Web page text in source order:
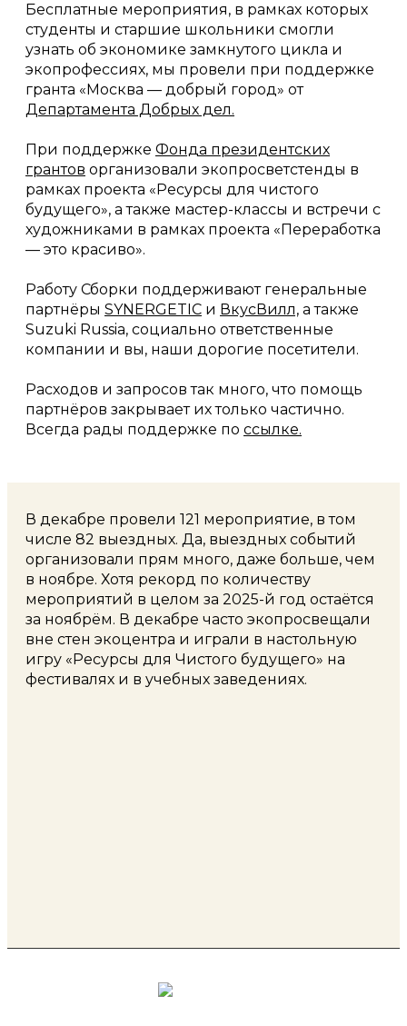
Бесплатные мероприятия, в рамках которых
студенты и старшие школьники смогли
узнать об экономике замкнутого цикла и
экопрофессиях, мы провели при поддержке
гранта «Москва — добрый город» от
Департамента Добрых дел.
При поддержке Фонда президентских
грантов организовали экопросветстенды в
рамках проекта «Ресурсы для чистого
будущего», а также мастер-классы и встречи с
художниками в рамках проекта «Переработка
— это красиво».
Работу Сборки поддерживают генеральные
партнёры SYNERGETIC и ВкусВилл, а также
Suzuki Russia, социально ответственные
компании и вы, наши дорогие посетители.
Расходов и запросов так много, что помощь
партнёров закрывает их только частично.
Всегда рады поддержке по ссылке.
В декабре провели 121 мероприятие, в том
числе 82 выездных. Да, выездных событий
организовали прям много, даже больше, чем
в ноябре. Хотя рекорд по количеству
мероприятий в целом за 2025-й год остаётся
за ноябрём. В декабре часто экопросвещали
вне стен экоцентра и играли в настольную
игру «Ресурсы для Чистого будущего» на
фестивалях и в учебных заведениях.